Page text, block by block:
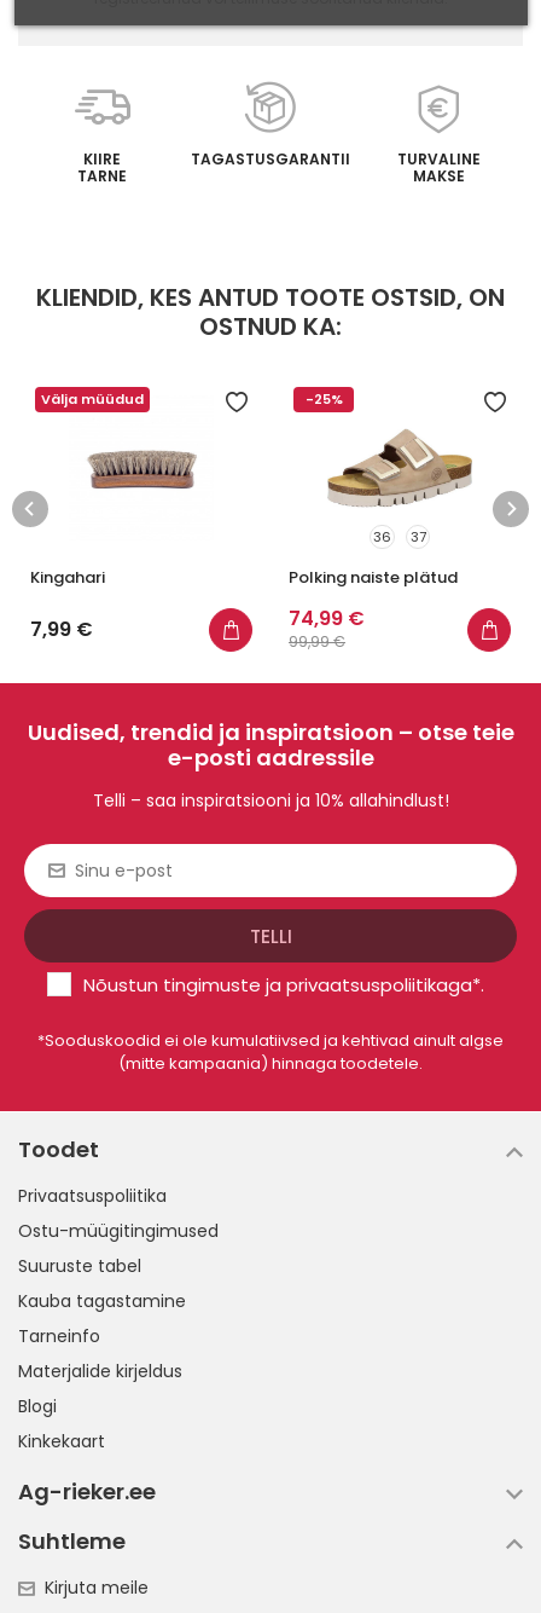
KIIRE
TARNE
TAGASTUSGARANTII
TURVALINE
MAKSE
KLIENDID, KES ANTUD TOOTE OSTSID, ON
OSTNUD KA:
Välja müüdud
Kingahari
7,99 €
-25%
36 37
Polking naiste plätud
74,99 €
99,99 €
Uudised, trendid ja inspiratsioon – otse teie
e-posti aadressile
Telli – saa inspiratsiooni ja 10% allahindlust!
Nõustun tingimuste ja privaatsuspoliitikaga*.
*Sooduskoodid ei ole kumulatiivsed ja kehtivad ainult algse
(mitte kampaania) hinnaga toodetele.
Toodet
Privaatsuspoliitika
Ostu-müügitingimused
Suuruste tabel
Kauba tagastamine
Tarneinfo
Materjalide kirjeldus
Blogi
Kinkekaart
Ag-rieker.ee
Suhtleme
Kirjuta meile